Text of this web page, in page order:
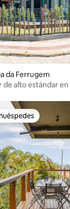
da Ferrugem
de alto estándar
entre